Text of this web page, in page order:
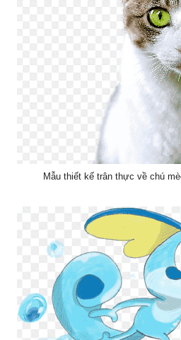
Mẫu thiết kế trân thực về chú